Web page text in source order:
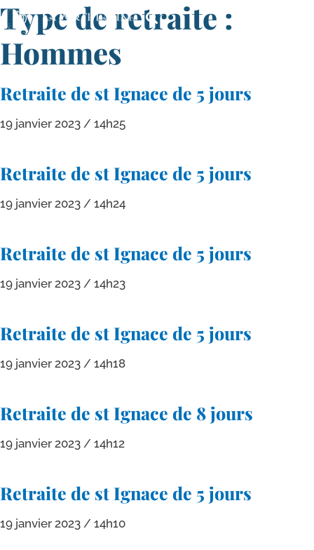
Type de retraite :
Hommes
Retraite de st Ignace de 5 jours
19 janvier 2023 14h25
Retraite de st Ignace de 5 jours
19 janvier 2023 14h24
Retraite de st Ignace de 5 jours
19 janvier 2023 14h23
Retraite de st Ignace de 5 jours
19 janvier 2023 14h18
Retraite de st Ignace de 8 jours
19 janvier 2023 14h12
Retraite de st Ignace de 5 jours
19 janvier 2023 14h10